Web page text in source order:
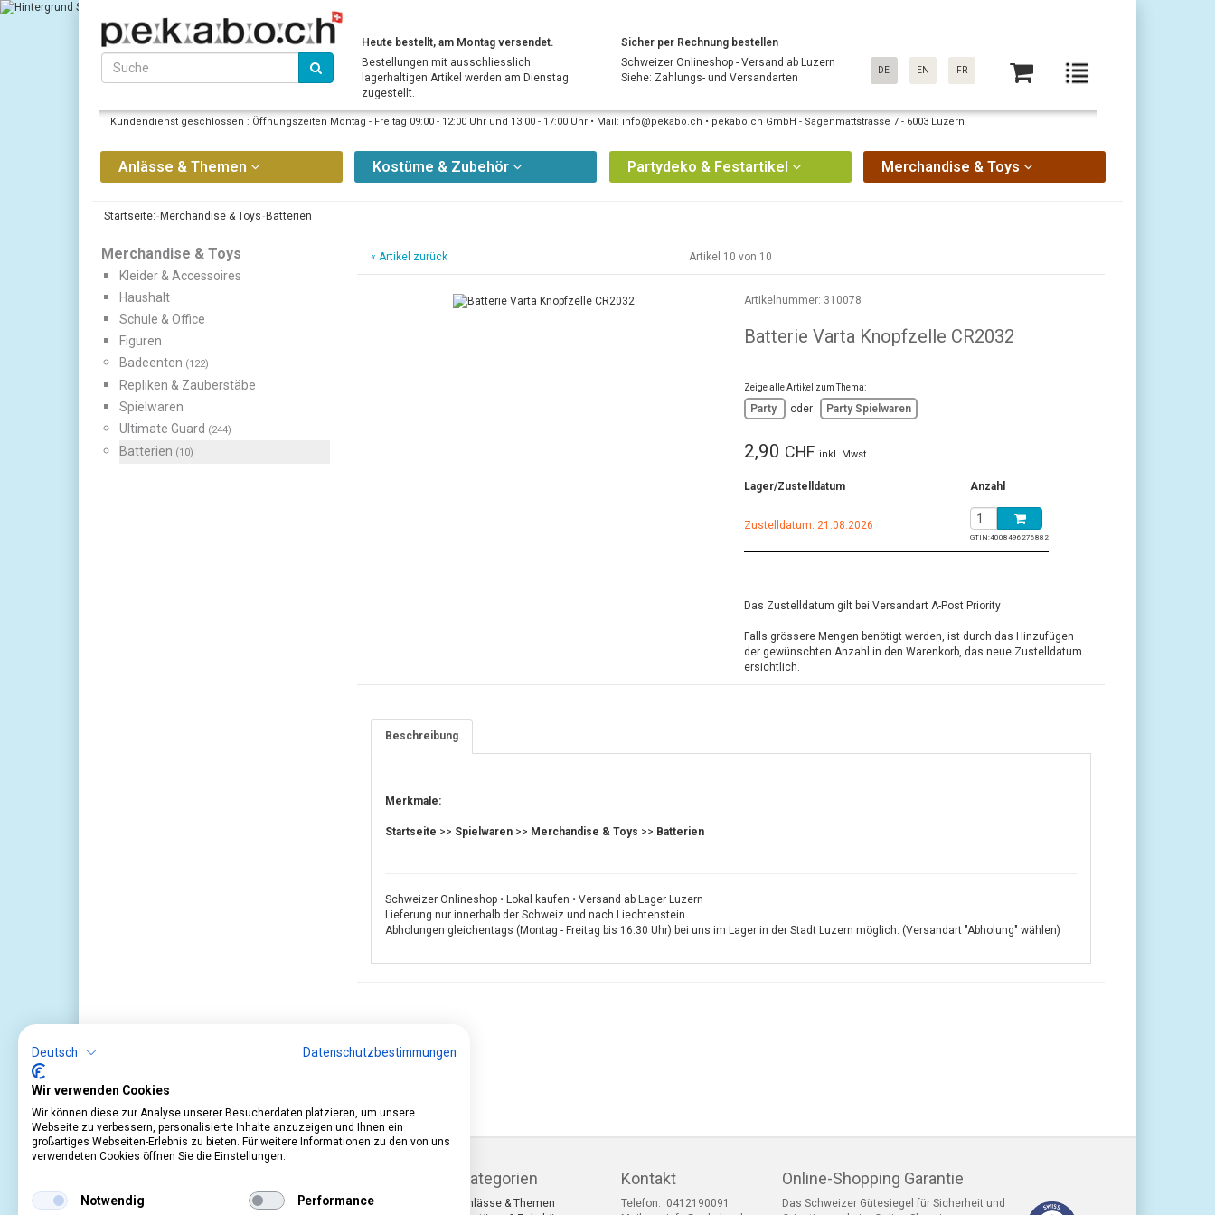
Heute bestellt, am Montag versendet.
Bestellungen mit ausschliesslich
lagerhaltigen Artikel werden am Dienstag
zugestellt.
Sicher per Rechnung bestellen
Schweizer Onlineshop - Versand ab Luzern
Siehe: Zahlungs- und Versandarten
DE EN FR
Kundendienst geschlossen : Öffnungszeiten Montag - Freitag 09:00 - 12:00 Uhr und 13:00 - 17:00 Uhr • Mail: info@pekabo.ch • pekabo.ch GmbH - Sagenmattstrasse 7 - 6003 Luzern
Anlässe & Themen Kostüme & Zubehör Partydeko & Festartikel Merchandise & Toys
Startseite: Merchandise & Toys Batterien
Merchandise & Toys
Kleider & Accessoires
Haushalt
Schule & Office
Figuren
Badeenten (122)
Repliken & Zauberstäbe
Spielwaren
Ultimate Guard (244)
Batterien (10)
« Artikel zurück Artikel 10 von 10
Artikelnummer: 310078
Batterie Varta Knopfzelle CR2032
Zeige alle Artikel zum Thema:
Party oder Party Spielwaren
2,90 CHF inkl. Mwst
Lager/Zustelldatum Anzahl
Zustelldatum: 21.08.2026
GTIN:4008496276882
Das Zustelldatum gilt bei Versandart A-Post Priority
Falls grössere Mengen benötigt werden, ist durch das Hinzufügen
der gewünschten Anzahl in den Warenkorb, das neue Zustelldatum
ersichtlich.
Beschreibung
Merkmale:
Startseite >> Spielwaren>> Merchandise & Toys >> Batterien
Schweizer Onlineshop • Lokal kaufen • Versand ab Lager Luzern
Lieferung nur innerhalb der Schweiz und nach Liechtenstein.
Abholungen gleichentags (Montag - Freitag bis 16:30 Uhr) bei uns im Lager in der Stadt Luzern möglich. (Versandart "Abholung" wählen)
Kontakt
Impressum
Kategorien
Anlässe & Themen
Kontakt
Telefon: 0412190091
Online-Shopping Garantie
Das Schweizer Gütesiegel für Sicherheit und
Deutsch Datenschutzbestimmungen
Wir verwenden Cookies
Wir können diese zur Analyse unserer Besucherdaten platzieren, um unsere
Webseite zu verbessern, personalisierte Inhalte anzuzeigen und Ihnen ein
großartiges Webseiten-Erlebnis zu bieten. Für weitere Informationen zu den von uns
verwendeten Cookies öffnen Sie die Einstellungen.
Notwendig Performance